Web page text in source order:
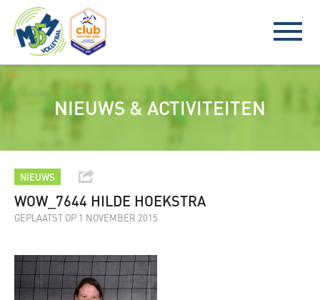
NIEUWS & ACTIVITEITEN
NIEUWS
WOW_7644 HILDE HOEKSTRA
GEPLAATST OP 1 NOVEMBER 2015